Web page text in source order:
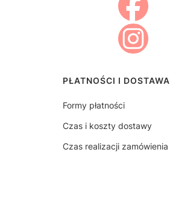
PŁATNOŚCI I DOSTAWA
Formy płatności
Czas i koszty dostawy
Czas realizacji zamówienia